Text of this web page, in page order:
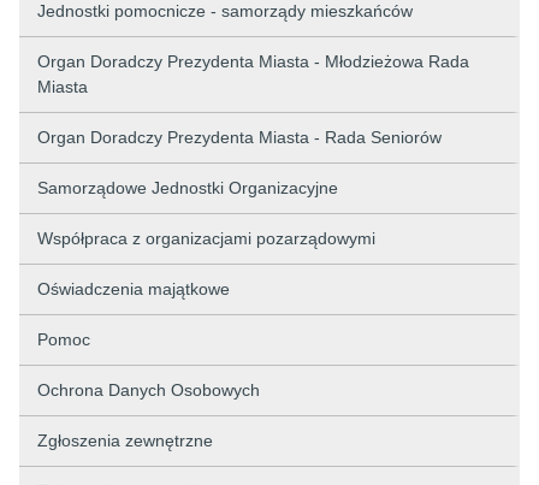
Jednostki pomocnicze - samorządy mieszkańców
Organ Doradczy Prezydenta Miasta - Młodzieżowa Rada
Miasta
Organ Doradczy Prezydenta Miasta - Rada Seniorów
Samorządowe Jednostki Organizacyjne
Współpraca z organizacjami pozarządowymi
Oświadczenia majątkowe
Pomoc
Ochrona Danych Osobowych
Zgłoszenia zewnętrzne